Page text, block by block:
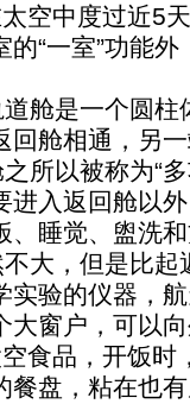
空中度过近5
“一室”功能外
舱是一个圆柱
回舱相通，另
所以被称为“
进入返回舱以
、睡觉、盥洗
大，但是比起
实验的仪器，
大窗户，可以
食品，开饭时
餐盘，粘在也